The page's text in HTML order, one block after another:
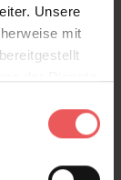
Unsere
mit